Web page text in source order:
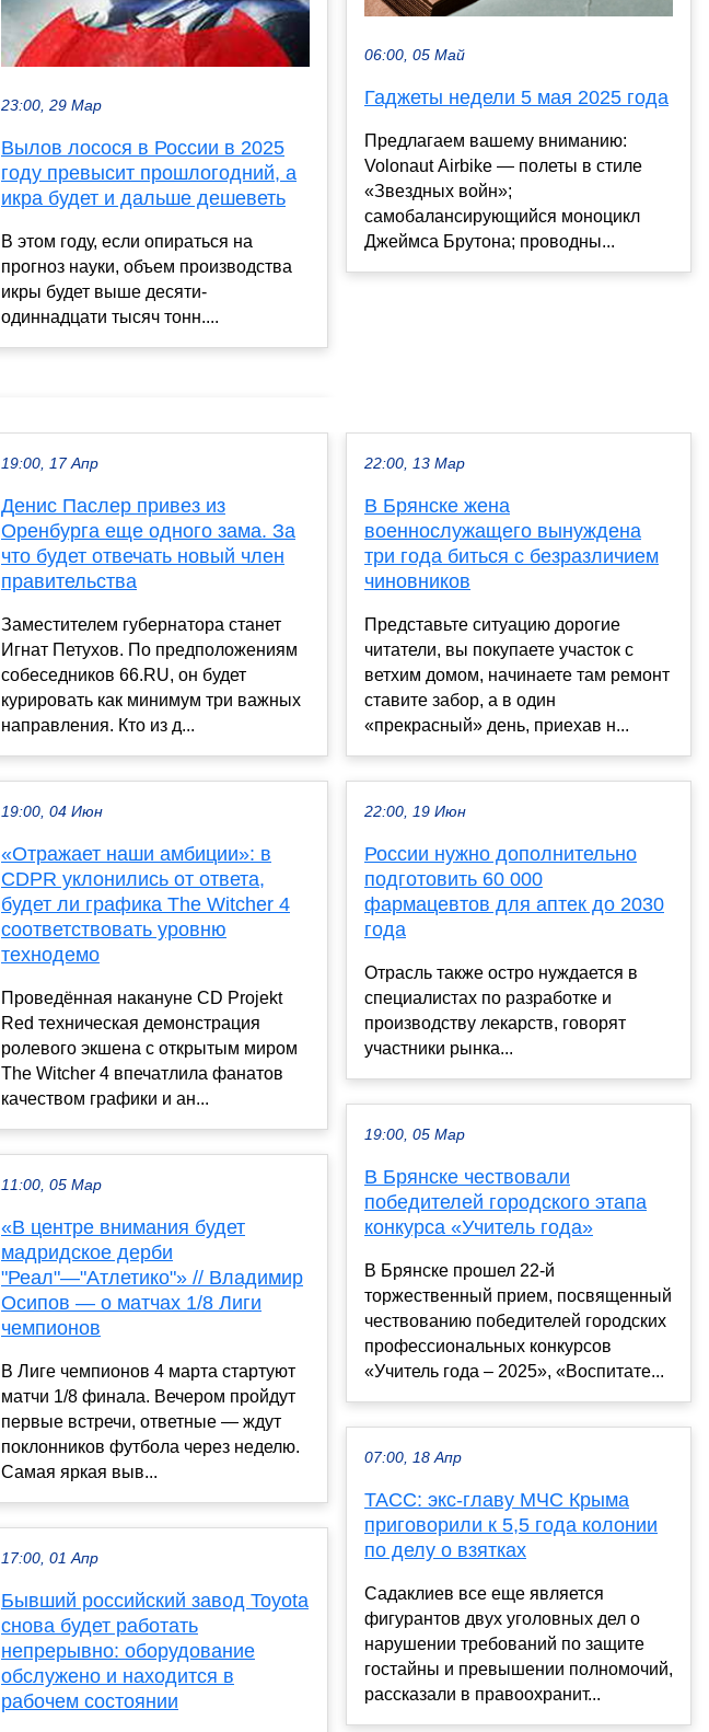
23:00, 29 Мар
Вылов лосося в России в 2025
году превысит прошлогодний, а
икра будет и дальше дешеветь
В этом году, если опираться на
прогноз науки, объем производства
икры будет выше десяти-
одиннадцати тысяч тонн....
06:00, 05 Май
Гаджеты недели 5 мая 2025 года
Предлагаем вашему вниманию:
Volonaut Airbike — полеты в стиле
«Звездных войн»;
самобалансирующийся моноцикл
Джеймса Брутона; проводны...
19:00, 17 Апр
Денис Паслер привез из
Оренбурга еще одного зама. За
что будет отвечать новый член
правительства
Заместителем губернатора станет
Игнат Петухов. По предположениям
собеседников 66.RU, он будет
курировать как минимум три важных
направления. Кто из д...
19:00, 04 Июн
«Отражает наши амбиции»: в
CDPR уклонились от ответа,
будет ли графика The Witcher 4
соответствовать уровню
технодемо
Проведённая накануне CD Projekt
Red техническая демонстрация
ролевого экшена с открытым миром
The Witcher 4 впечатлила фанатов
качеством графики и ан...
11:00, 05 Мар
«В центре внимания будет
мадридское дерби
"Реал"—"Атлетико"» // Владимир
Осипов — о матчах 1/8 Лиги
чемпионов
В Лиге чемпионов 4 марта стартуют
матчи 1/8 финала. Вечером пройдут
первые встречи, ответные — ждут
поклонников футбола через неделю.
Самая яркая выв...
17:00, 01 Апр
Бывший российский завод Toyota
снова будет работать
непрерывно: оборудование
обслужено и находится в
рабочем состоянии
22:00, 13 Мар
В Брянске жена
военнослужащего вынуждена
три года биться с безразличием
чиновников
Представьте ситуацию дорогие
читатели, вы покупаете участок с
ветхим домом, начинаете там ремонт
ставите забор, а в один
«прекрасный» день, приехав н...
22:00, 19 Июн
России нужно дополнительно
подготовить 60 000
фармацевтов для аптек до 2030
года
Отрасль также остро нуждается в
специалистах по разработке и
производству лекарств, говорят
участники рынка...
19:00, 05 Мар
В Брянске чествовали
победителей городского этапа
конкурса «Учитель года»
В Брянске прошел 22-й
торжественный прием, посвященный
чествованию победителей городских
профессиональных конкурсов
«Учитель года – 2025», «Воспитате...
07:00, 18 Апр
ТАСС: экс-главу МЧС Крыма
приговорили к 5,5 года колонии
по делу о взятках
Садаклиев все еще является
фигурантов двух уголовных дел о
нарушении требований по защите
гостайны и превышении полномочий,
рассказали в правоохранит...